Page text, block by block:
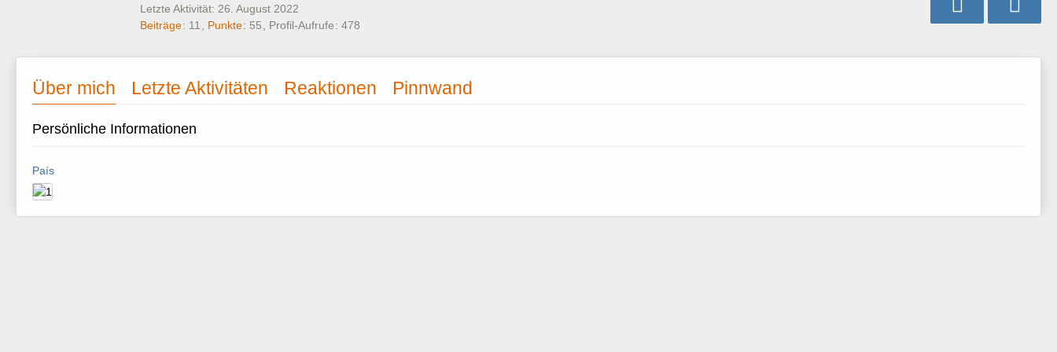
Letzte Aktivität: 26. August 2022
Beiträge
11 Punkte 55 Profil-Aufrufe 478
Über mich Letzte Aktivitäten Reaktionen Pinnwand
Persönliche Informationen
País